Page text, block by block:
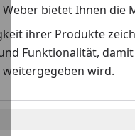
bietet Ihnen
ihrer Produkte
Funktionalität,
wird.